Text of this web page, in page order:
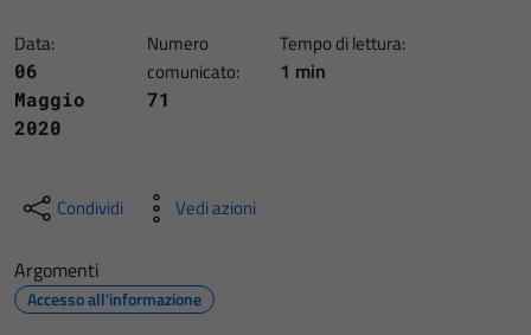
Data:
06
Maggio
2020
Numero
comunicato:
71
Tempo di lettura:
1 min
Condividi Vedi azioni
Argomenti
Accesso all'informazione